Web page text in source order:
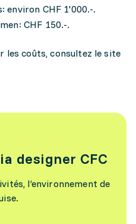
environ CHF 1'000.-.
CHF 150.-.
les coûts, consultez le site
designer CFC
l’environnement de